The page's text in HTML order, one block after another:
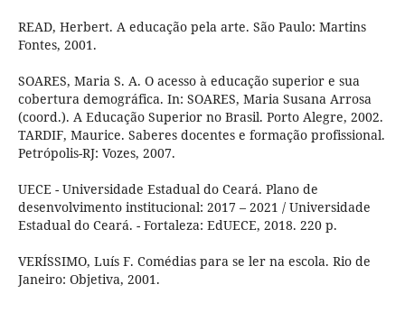
READ, Herbert. A educação pela arte. São Paulo: Martins
Fontes, 2001.
SOARES, Maria S. A. O acesso à educação superior e sua
cobertura demográfica. In: SOARES, Maria Susana Arrosa
(coord.). A Educação Superior no Brasil. Porto Alegre, 2002.
TARDIF, Maurice. Saberes docentes e formação profissional.
Petrópolis-RJ: Vozes, 2007.
UECE - Universidade Estadual do Ceará. Plano de
desenvolvimento institucional: 2017 – 2021 / Universidade
Estadual do Ceará. - Fortaleza: EdUECE, 2018. 220 p.
VERÍSSIMO, Luís F. Comédias para se ler na escola. Rio de
Janeiro: Objetiva, 2001.